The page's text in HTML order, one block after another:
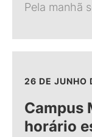
Pela manhã
26 DE JUNHO
Campus
horário